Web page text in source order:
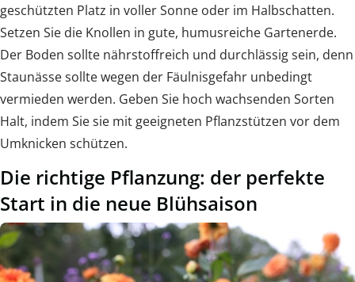
geschützten Platz in voller Sonne oder im Halbschatten.
Setzen Sie die Knollen in gute, humusreiche Gartenerde.
Der Boden sollte nährstoffreich und durchlässig sein, denn
Staunässe sollte wegen der Fäulnisgefahr unbedingt
vermieden werden. Geben Sie hoch wachsenden Sorten
Halt, indem Sie sie mit geeigneten Pflanzstützen vor dem
Umknicken schützen.
Die richtige Pflanzung: der perfekte
Start in die neue Blühsaison